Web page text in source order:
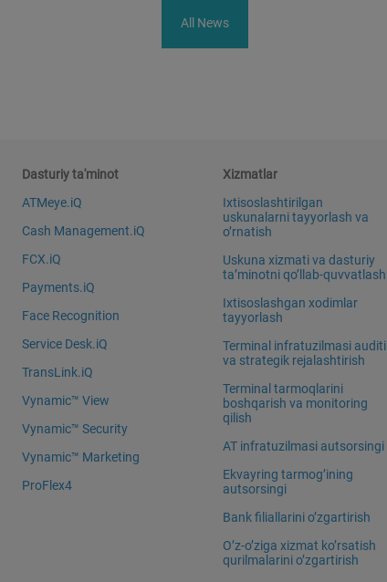
All News
Dasturiy ta'minot
ATMeye.iQ
Cash Management.iQ
FCX.iQ
Payments.iQ
Face Recognition
Service Desk.iQ
TransLink.iQ
Vynamic™ View
Vynamic™ Security
Vynamic™ Marketing
ProFlex4
Xizmatlar
Ixtisoslashtirilgan
uskunalarni tayyorlash va
o’rnatish
Uskuna xizmati va dasturiy
ta’minotni qo’llab-quvvatlash
Ixtisoslashgan xodimlar
tayyorlash
Terminal infratuzilmasi auditi
va strategik rejalashtirish
Terminal tarmoqlarini
boshqarish va monitoring
qilish
AT infratuzilmasi autsorsingi
Ekvayring tarmog’ining
autsorsingi
Bank filiallarini o’zgartirish
O’z-o’ziga xizmat ko’rsatish
qurilmalarini o’zgartirish